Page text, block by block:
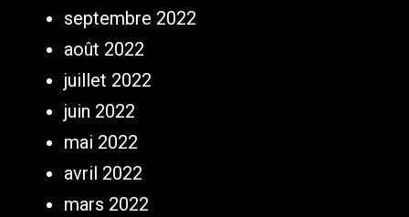
septembre 2022
août 2022
juillet 2022
juin 2022
mai 2022
avril 2022
mars 2022